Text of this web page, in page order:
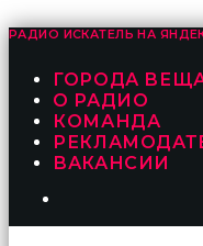
РАДИО ИСКАТЕЛЬ НА
ГОРОДА
О РАДИО
КОМАНДА
ВАКАНСИИ